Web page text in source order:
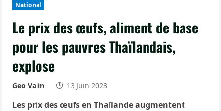
National
Le prix des œufs, aliment de base
pour les pauvres Thaïlandais,
explose
Geo Valin 13 Juin 2023
Les prix des œufs en Thaïlande augmentent